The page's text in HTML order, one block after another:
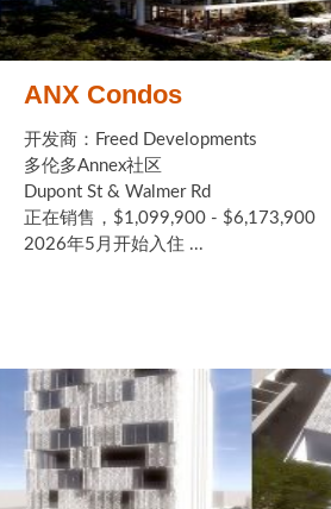
ANX Condos
开发商：Freed Developments
多伦多Annex社区
Dupont St & Walmer Rd
正在销售，$1,099,900 - $6,173,900
2026年5月开始入住 ...